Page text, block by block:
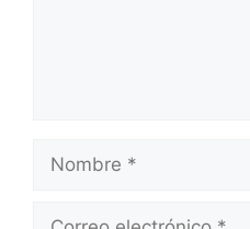
Nombre
Correo